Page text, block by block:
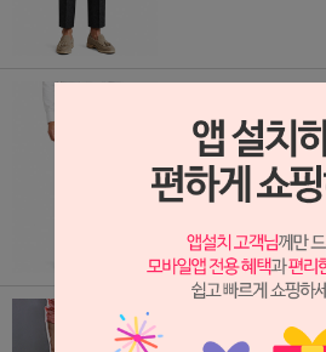
(PT260550) 레트로
148,000원